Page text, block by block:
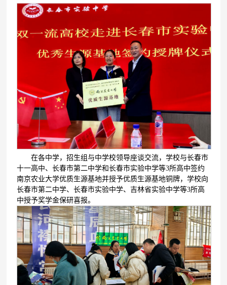
在各中学，招生组与中学校领导座谈交流，学校与长春市
十一高中、长春市第二中学和长春市实验中学等3所高中签约
南京农业大学优质生源基地并授予优质生源基地铜牌，学校向
长春市第二中学、长春市实验中学、吉林省实验中学等3所高
中授予奖学金保研喜报。